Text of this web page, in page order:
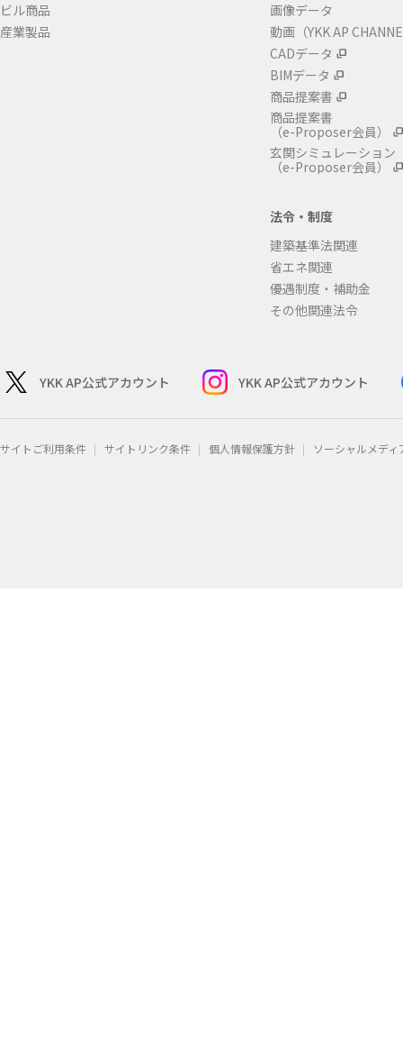
ビル商品
産業製品
画像データ
動画（YKK AP
CADデータ
BIMデータ
商品提案書
商品提案書
（e-Proposer会員）
玄関シミュレーション
（e-Proposer会員）
法令・制度
建築基準法関連
省エネ関連
優遇制度・補助金
その他関連法令
YKK AP公式アカウント YKK AP公式アカウント
サイトご利用条件 サイトリンク条件 個人情報保護方針 ソーシャルメデ